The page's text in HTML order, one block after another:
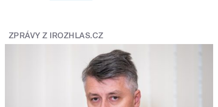
ZPRÁVY Z IROZHLAS.CZ